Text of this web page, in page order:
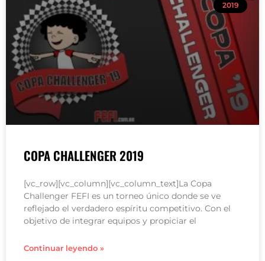
2019
COPA CHALLENGER 2019
[vc_row][vc_column][vc_column_text]La Copa
Challenger FEFI es un torneo único donde se ve
reflejado el verdadero espíritu competitivo. Con el
objetivo de integrar equipos y propiciar el
Continuar leyendo »